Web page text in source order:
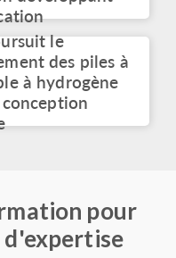
d'innovation
prix de 50 000 $
BLOG
de
pour
les simulations
BLOG
au CES 2026
le
des piles à
à hydrogène
pour
d'expertise